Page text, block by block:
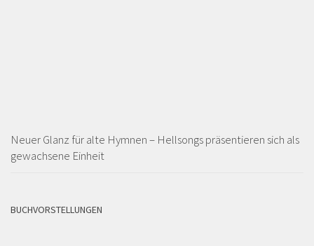
Neuer Glanz für alte Hymnen – Hellsongs präsentieren sich als
gewachsene Einheit
BUCHVORSTELLUNGEN